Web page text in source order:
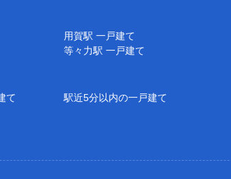
用賀駅 一戸建て
等々力駅 一戸建て
て 駅近5分以内の一戸建て